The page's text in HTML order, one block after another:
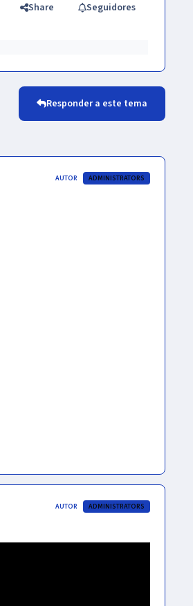
Share Seguidores
Responder a este tema
AUTOR ADMINISTRATORS
AUTOR ADMINISTRATORS